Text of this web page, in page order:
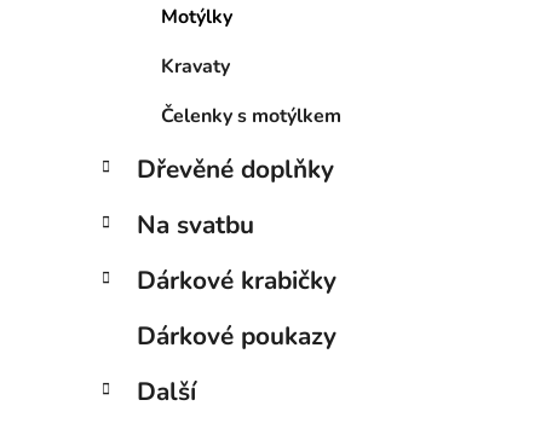
Motýlky
Kravaty
Čelenky s motýlkem
Dřevěné doplňky
Na svatbu
Dárkové krabičky
Dárkové poukazy
Další